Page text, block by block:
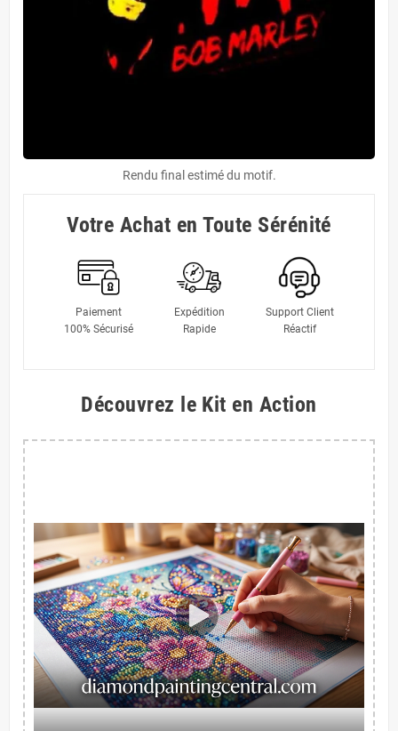
Rendu final estimé du motif.
Votre Achat en Toute Sérénité
Paiement
100% Sécurisé
Expédition
Rapide
Support Client
Réactif
Découvrez le Kit en Action